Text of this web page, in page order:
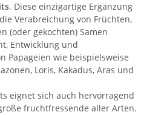
. Diese einzigartige Ergänzung
Verabreichung von Früchten,
(oder gekochten) Samen
Entwicklung und
Papageien wie beispielsweise
Loris, Kakadus, Aras und
eignet sich auch hervorragend
fruchtfressende aller Arten.